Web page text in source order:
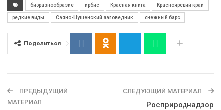
биоразнообразие ирбис Красная книга Красноярский край
редкие виды Саяно-Шушенский заповедник снежный барс
Поделиться
ПРЕДЫДУЩИЙ
МАТЕРИАЛ
СЛЕДУЮЩИЙ МАТЕРИАЛ
Росприроднадзор